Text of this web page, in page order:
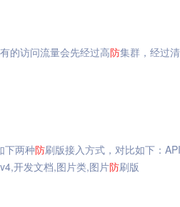
的访问流量会先经过高防集群，经过清
下两种防刷版接入方式，对比如下：API
开发文档,图片类,图片防刷版